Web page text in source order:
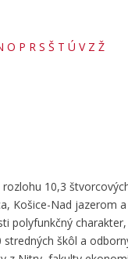
O P R S Š T Ú V Z Ž
10,3
Košice-Nad jazerom
polyfunkčný
škôl a